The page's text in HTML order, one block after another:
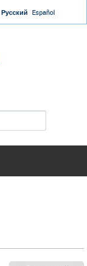
Русский Español